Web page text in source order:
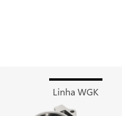
Linha WGK